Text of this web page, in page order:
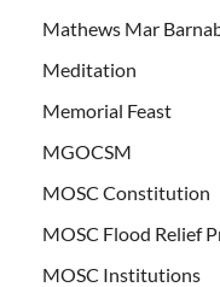
Mathews Mar
Meditation
Memorial Feast
MGOCSM
MOSC Constitution
MOSC Flood Relief
MOSC Institutions